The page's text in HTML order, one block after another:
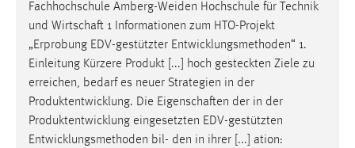
Fachhochschule Amberg-Weiden Hochschule für Technik
und Wirtschaft 1 Informationen zum HTO-Projekt
„Erprobung EDV-gestützter Entwicklungsmethoden“ 1.
Einleitung Kürzere Produkt [...] hoch gesteckten Ziele zu
erreichen, bedarf es neuer Strategien in der
Produktentwicklung. Die Eigenschaften der in der
Produktentwicklung eingesetzten EDV-gestützten
Entwicklungsmethoden bil- den in ihrer [...] ation: